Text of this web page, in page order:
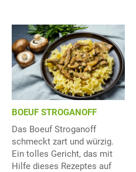
BOEUF STROGANOFF
Das Boeuf Stroganoff
schmeckt zart und würzig.
Ein tolles Gericht, das mit
Hilfe dieses Rezeptes auf